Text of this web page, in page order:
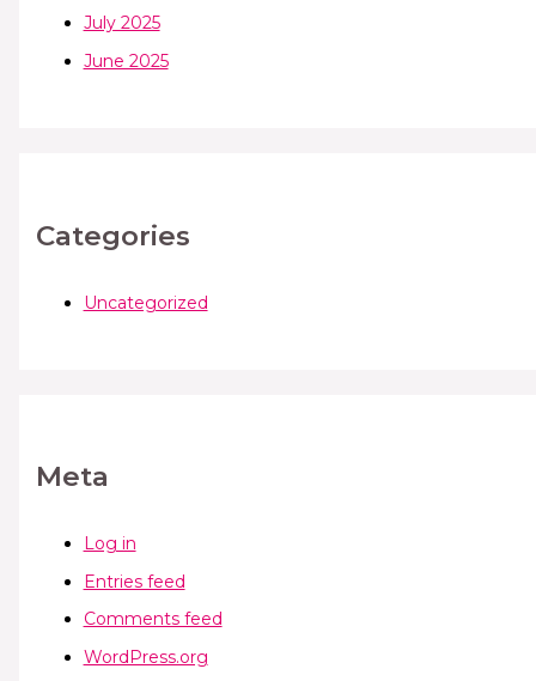
July 2025
June 2025
Categories
Uncategorized
Meta
Log in
Entries feed
Comments feed
WordPress.org